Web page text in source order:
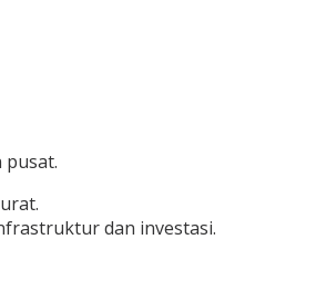
pusat.
dan investasi.